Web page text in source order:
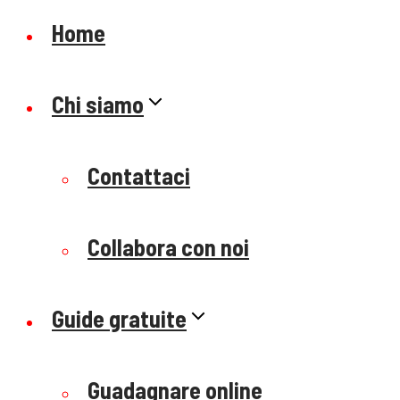
Home
Chi siamo
Contattaci
Collabora con noi
Guide gratuite
Guadagnare online